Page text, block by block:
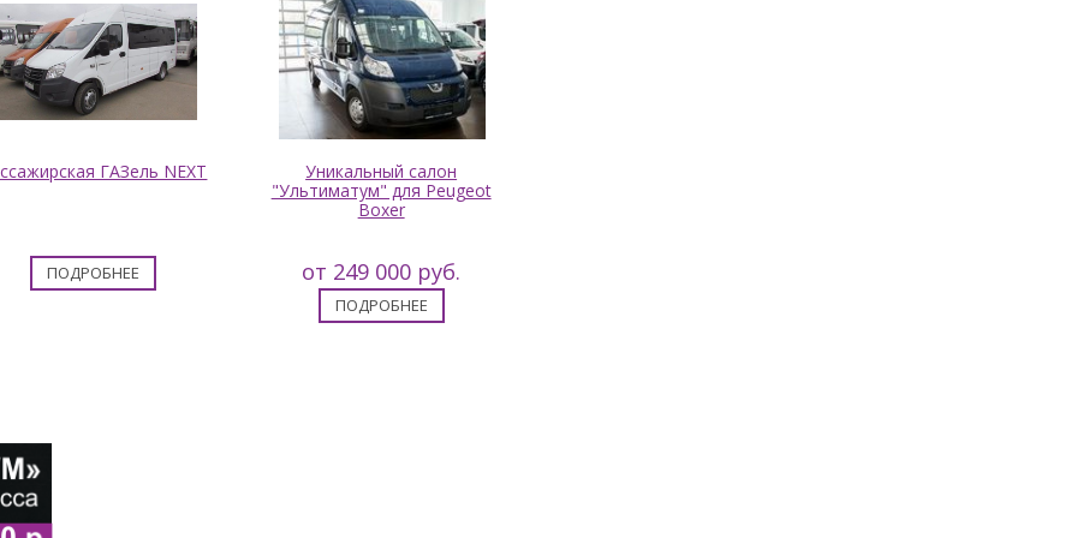
ГАЗель NEXT
ПОДРОБНЕЕ
Уникальный салон
"Ультиматум" для Peugeot
Boxer
от 249 000 руб.
ПОДРОБНЕЕ